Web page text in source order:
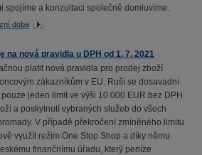
spojíme a konzultaci společně domluvíme.
doba
na nová pravidla u DPH od 1. 7. 2021
platit nová pravidla pro prodej zboží
zákazníkům v EU. Ruší se dosavadní
jeden limit ve výši 10 000 EUR bez DPH
a poskytnutí vybraných služeb do všech
V případě překročení zmíněného limitu
využít režim One Stop Shop a díky němu
finančnímu úřadu, který peníze